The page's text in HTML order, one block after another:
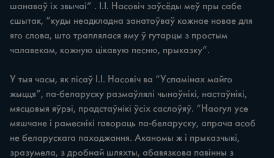
шанаваў іх звычаі” . І.І. Насовіч заўсёды меў пры сабе
сшытак, “куды неадкладна занатоўваў кожнае новае для
яго слова, што траплялася яму ў гутарцы з простым
чалавекам, кожную цікавую песню, прыказку”.
У тыя часы, як пісаў І.І. Насовіч ва “Успамінах майго
жыцця”, па-беларуску размаўлялі чыноўнікі, настаўнікі,
мясцовыя яўрэі, прадстаўнікі ўсіх саслоўяў. “Наогул усе
мяшчане і рамеснікі гавораць па-беларуску, апрача асоб
не беларускага паходжання. Аканомы ж і прыказчыкі,
зразумела, з дробнай шляхты, абавязкова павінны з